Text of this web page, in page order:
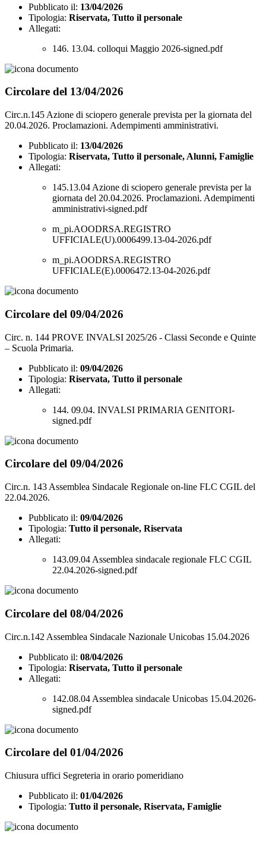
Pubblicato il: 13/04/2026
Tipologia: Riservata, Tutto il personale
Allegati:
146. 13.04. colloqui Maggio 2026-signed.pdf
Circolare del 13/04/2026
Circ.n.145 Azione di sciopero generale prevista per la giornata del
20.04.2026. Proclamazioni. Adempimenti amministrativi.
Pubblicato il: 13/04/2026
Tipologia: Riservata, Tutto il personale, Alunni, Famiglie
Allegati:
145.13.04 Azione di sciopero generale prevista per la
giornata del 20.04.2026. Proclamazioni. Adempimenti
amministrativi-signed.pdf
m_pi.AOODRSA.REGISTRO
UFFICIALE(U).0006499.13-04-2026.pdf
m_pi.AOODRSA.REGISTRO
UFFICIALE(E).0006472.13-04-2026.pdf
Circolare del 09/04/2026
Circ. n. 144 PROVE INVALSI 2025/26 - Classi Seconde e Quinte
– Scuola Primaria.
Pubblicato il: 09/04/2026
Tipologia: Riservata, Tutto il personale
Allegati:
144. 09.04. INVALSI PRIMARIA GENITORI-
signed.pdf
Circolare del 09/04/2026
Circ.n. 143 Assemblea Sindacale Regionale on-line FLC CGIL del
22.04.2026.
Pubblicato il: 09/04/2026
Tipologia: Tutto il personale, Riservata
Allegati:
143.09.04 Assemblea sindacale regionale FLC CGIL
22.04.2026-signed.pdf
Circolare del 08/04/2026
Circ.n.142 Assemblea Sindacale Nazionale Unicobas 15.04.2026
Pubblicato il: 08/04/2026
Tipologia: Riservata, Tutto il personale
Allegati:
142.08.04 Assemblea sindacale Unicobas 15.04.2026-
signed.pdf
Circolare del 01/04/2026
Chiusura uffici Segreteria in orario pomeridiano
Pubblicato il: 01/04/2026
Tipologia: Tutto il personale, Riservata, Famiglie